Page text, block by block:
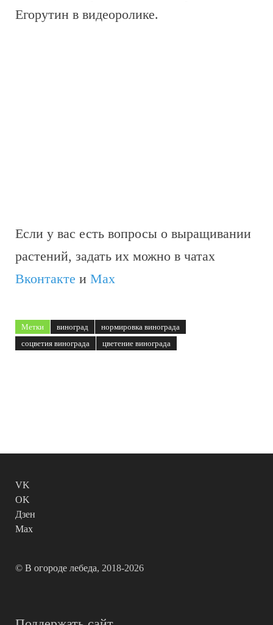
Егорутин в видеоролике.
Если у вас есть вопросы о выращивании
растений, задать их можно в чатах
Вконтакте и Max
Метки виноград
нормировка винограда
соцветия винограда
цветение винограда
VK
OK
Дзен
Max
© В огороде лебеда, 2018-2026